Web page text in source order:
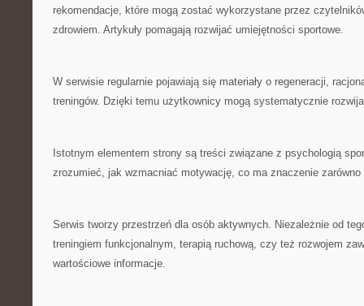
rekomendacje, które mogą zostać wykorzystane przez
zdrowiem. Artykuły pomagają rozwijać umiejętności sportowe.
W serwisie regularnie pojawiają się materiały o regeneracji,
treningów. Dzięki temu użytkownicy mogą systematycznie
Istotnym elementem strony są treści związane z psychologią
zrozumieć, jak wzmacniać motywację, co ma znaczenie
Serwis tworzy przestrzeń dla osób aktywnych. Niezależnie od
treningiem funkcjonalnym, terapią ruchową, czy też rozwojem
wartościowe informacje.